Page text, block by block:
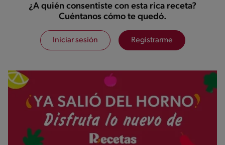
¿A quién consentiste con esta rica receta?
Cuéntanos cómo te quedó.
Iniciar sesión Registrarme